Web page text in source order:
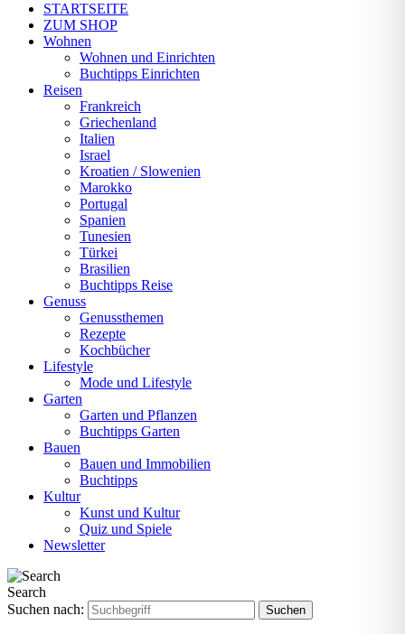
STARTSEITE
ZUM SHOP
Wohnen
Wohnen und Einrichten
Buchtipps Einrichten
Reisen
Frankreich
Griechenland
Italien
Israel
Kroatien / Slowenien
Marokko
Portugal
Spanien
Tunesien
Türkei
Brasilien
Buchtipps Reise
Genuss
Genussthemen
Rezepte
Kochbücher
Lifestyle
Mode und Lifestyle
Garten
Garten und Pflanzen
Buchtipps Garten
Bauen
Bauen und Immobilien
Buchtipps
Kultur
Kunst und Kultur
Quiz und Spiele
Newsletter
Search
Suchen nach: